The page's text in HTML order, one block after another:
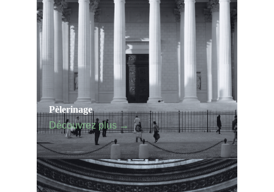
Pèlerinage
Découvrez plus →